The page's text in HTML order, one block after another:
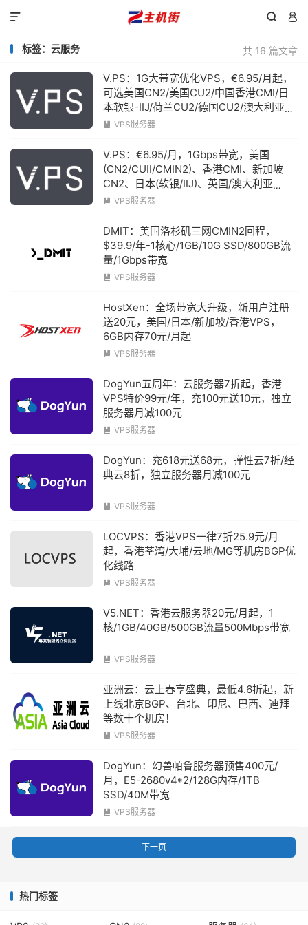
 

共 16 篇文章
标签：云服务
V.PS：1G大带宽优化VPS，€6.95/月起，
可选美国CN2/美国CU2/中国香港CMI/日
本软银-IIJ/荷兰CU2/德国CU2/澳大利亚
CU2
 VPS服务器
V.PS：€6.95/月，1Gbps带宽，美国
(CN2/CUII/CMIN2)、香港CMI、新加坡
CN2、日本(软银/IIJ)、英国/澳大利亚
CUII、德国/荷兰/CN2+CUII
 VPS服务器
DMIT：美国洛杉矶三网CMIN2回程，
$39.9/年-1核心/1GB/10G SSD/800GB流
量/1Gbps带宽
 VPS服务器
HostXen：全场带宽大升级，新用户注册
送20元，美国/日本/新加坡/香港VPS，
6GB内存70元/月起
 VPS服务器
DogYun五周年：云服务器7折起，香港
VPS特价99元/年，充100元送10元，独立
服务器月减100元
 VPS服务器
DogYun：充618元送68元，弹性云7折/经
典云8折，独立服务器月减100元
 VPS服务器
LOCVPS：香港VPS一律7折25.9元/月
起，香港荃湾/大埔/云地/MG等机房BGP优
化线路
 VPS服务器
V5.NET：香港云服务器20元/月起，1
核/1GB/40GB/500GB流量500Mbps带宽
 VPS服务器
亚洲云：云上春享盛典，最低4.6折起，新
上线北京BGP、台北、印尼、巴西、迪拜
等数十个机房！
 VPS服务器
DogYun：幻兽帕鲁服务器预售400元/
月，E5-2680v4*2/128G内存/1TB
SSD/40M带宽
 VPS服务器
下一页
热门标签